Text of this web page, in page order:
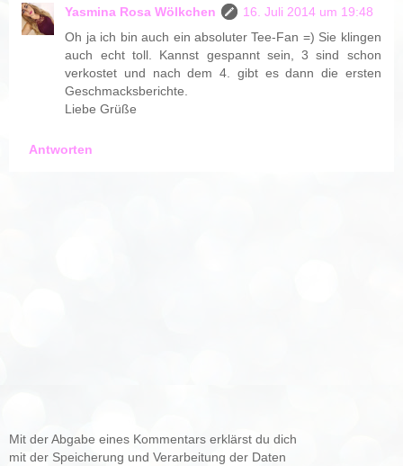
Yasmina Rosa Wölkchen
16. Juli 2014 um 19:48
Oh ja ich bin auch ein absoluter Tee-Fan =) Sie klingen
auch echt toll. Kannst gespannt sein, 3 sind schon
verkostet und nach dem 4. gibt es dann die ersten
Geschmacksberichte.
Liebe Grüße
Antworten
Mit der Abgabe eines Kommentars erklärst du dich
mit der Speicherung und Verarbeitung der Daten